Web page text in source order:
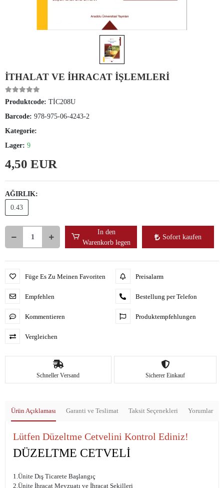
İTHALAT VE İHRACAT İŞLEMLERİ
Produktcode: TİC208U
Barcode: 978-975-06-4243-2
Kategorie:
Lager: 9
4,50 EUR
AĞIRLIK:
0.43
In den
Warenkorb legen
Sofort kaufen
Füge Es Zu Meinen Favoriten
Empfehlen
Kommentieren
Vergleichen
Preisalarm
Bestellung per Telefon
Produktempfehlungen
Schneller Versand Sicherer Einkauf
Ürün Açıklaması Garanti ve Teslimat Taksit Seçenekleri Yorumlar
Lütfen Düzeltme Cetvelini Kontrol Ediniz!
DÜZELTME CETVELİ
1.Ünite Dış Ticarete Başlangıç
2.Ünite İhracat Mevzuatı ve İhracat Şekilleri